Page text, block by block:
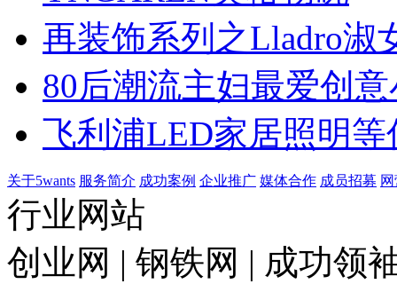
再装饰系列之Lladro淑
80后潮流主妇最爱创
飞利浦LED家居照明等
关于5wants 服务简介 成功案例 企业推广 媒体合作 成员招募
行业网站
创业网 | 钢铁网 | 成功领